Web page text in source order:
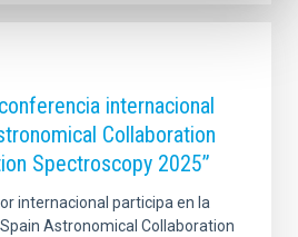
internacional
Collaboration
Spectroscopy 2025”
internacional participa en la
Astronomical Collaboration